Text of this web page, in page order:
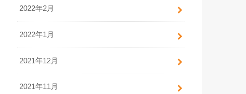
2022年2月
2022年1月
2021年12月
2021年11月